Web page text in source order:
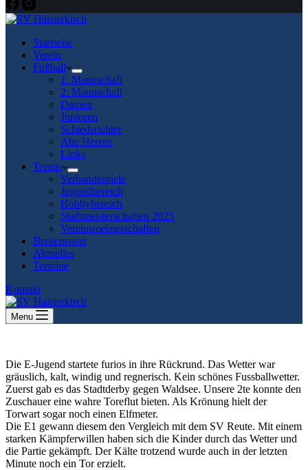
Startseite
Verein
Fußball
1. Mannschaft
2. Mannschaft
Damen
Junioren
Schiedsrichter
Alte Herren
Links
Tennis
Verbandsspiele
Jugendbereich
Hobbybereich
Stadtmeisterschaften 2025
Vereinsmeisterschaften
Breitensport
Aktuelles
Termine
Kontakt
Menu
Die E-Jugend startete furios in ihre Rückrund. Das Wetter war
gräuslich, kalt, windig und regnerisch. Kein schönes Fussballwetter.
Zuerst gab es das Stadtderby gegen Waldsee. Unsere 2te konnte den
Zuschauer eine wahre Toreflut bieten. Als Krönung hielt der
Torwart sogar noch einen Elfmeter.
Die E1 gewann diesem den Vergleich mit dem SV Reute. Mit einem
starken Kämpferwillen haben sich die Kinder durch das Wetter und
die Partie gekämpft. Der Kälte trotzend wurde auch in der letzten
Minute noch ein Tor erzielt.